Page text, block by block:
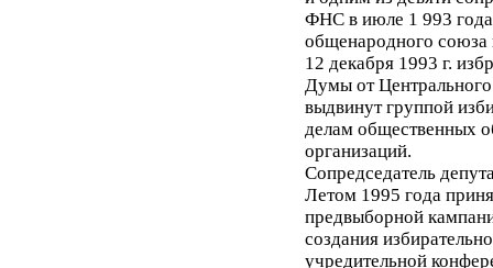
ФНС в июле 1 993 года
общенародного
12 декабря 1993 г.
Думы от
выдвинут группой
делам общественных
организаций.
Сопредседатель
Летом 1995 года
предвыборной
создания
учредительной